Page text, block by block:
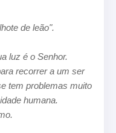
de leão".
luz é o Senhor.
recorrer a um ser
tem problemas muito
humana.